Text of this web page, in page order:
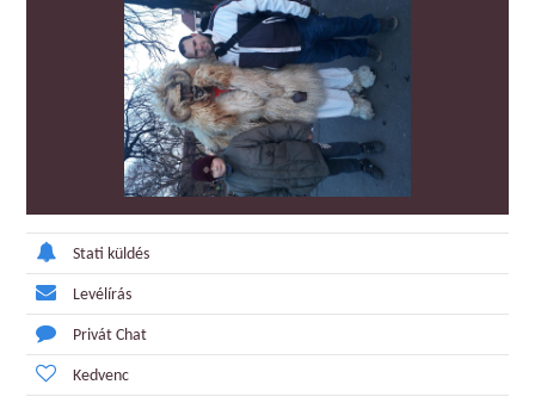
Stati küldés
Levélírás
Privát Chat
Kedvenc